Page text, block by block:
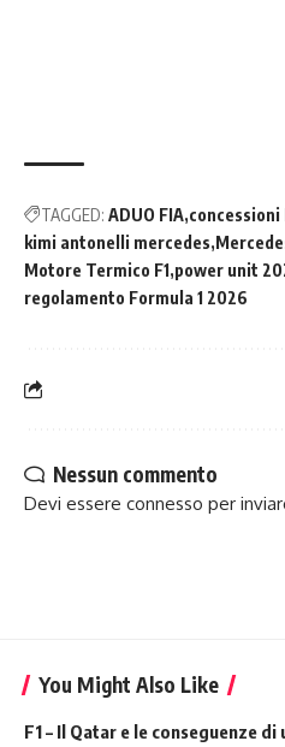
TAGGED: ADUO FIA concessioni
kimi antonelli mercedes
Motore Termico F1 power unit
regolamento Formula 1 2026
Nessun commento
Devi essere connesso per
You Might Also Like
F1 – Il Qatar e le conseguenze